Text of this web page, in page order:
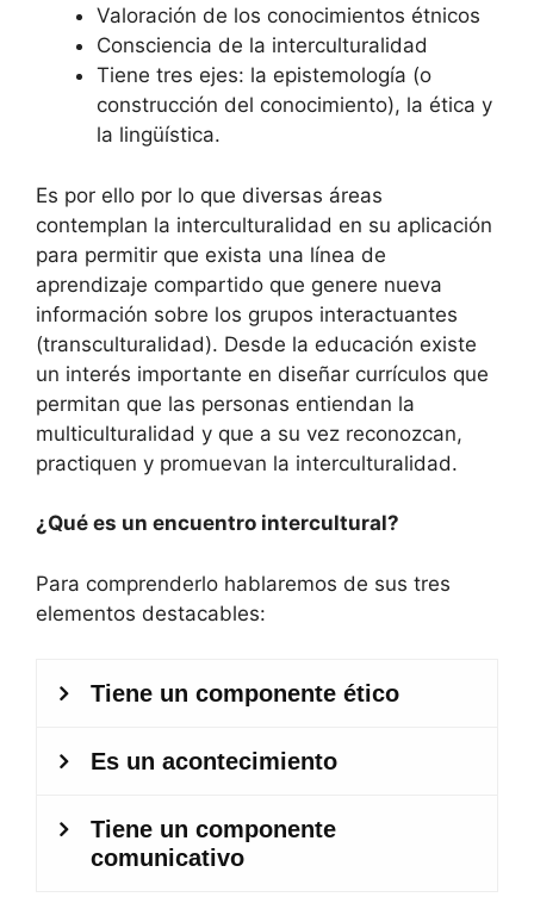
Valoración de los conocimientos étnicos
Consciencia de la interculturalidad
Tiene tres ejes: la epistemología (o
construcción del conocimiento), la ética y
la lingüística.
Es por ello por lo que diversas áreas
contemplan la interculturalidad en su aplicación
para permitir que exista una línea de
aprendizaje compartido que genere nueva
información sobre los grupos interactuantes
(transculturalidad). Desde la educación existe
un interés importante en diseñar currículos que
permitan que las personas entiendan la
multiculturalidad y que a su vez reconozcan,
practiquen y promuevan la interculturalidad.
¿Qué es un encuentro intercultural?
Para comprenderlo hablaremos de sus tres
elementos destacables: